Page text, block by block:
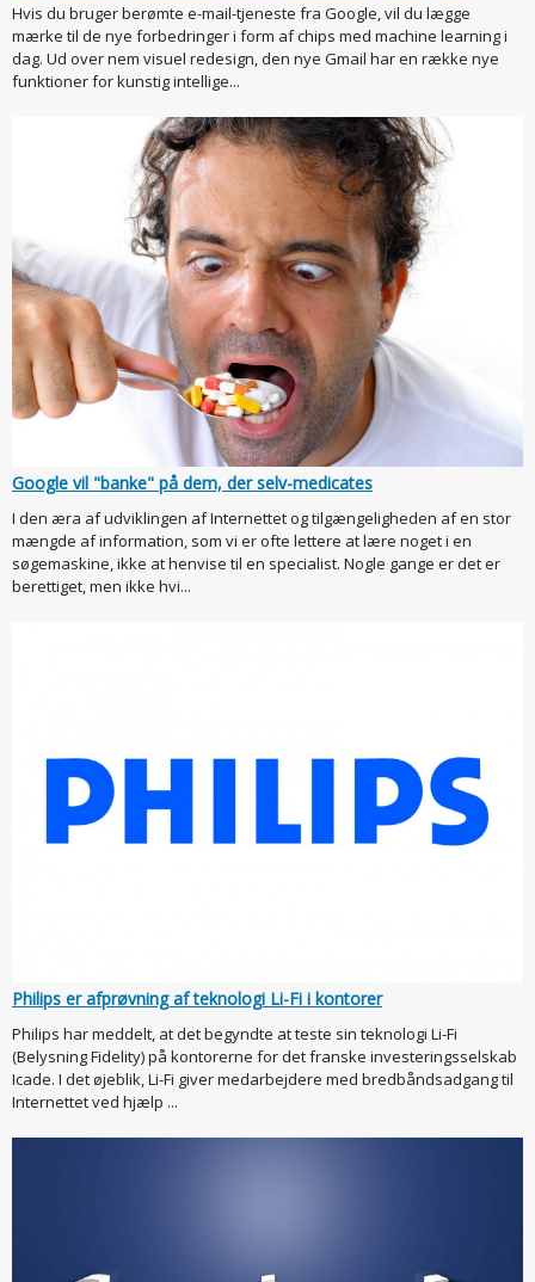
Hvis du bruger berømte e-mail-tjeneste fra Google, vil du lægge
mærke til de nye forbedringer i form af chips med machine learning i
dag. Ud over nem visuel redesign, den nye Gmail har en række nye
funktioner for kunstig intellige...
Google vil "banke" på dem, der selv-medicates
I den æra af udviklingen af Internettet og tilgængeligheden af en stor
mængde af information, som vi er ofte lettere at lære noget i en
søgemaskine, ikke at henvise til en specialist. Nogle gange er det er
berettiget, men ikke hvi...
Philips er afprøvning af teknologi Li-Fi i kontorer
Philips har meddelt, at det begyndte at teste sin teknologi Li-Fi
(Belysning Fidelity) på kontorerne for det franske investeringsselskab
Icade. I det øjeblik, Li-Fi giver medarbejdere med bredbåndsadgang til
Internettet ved hjælp ...